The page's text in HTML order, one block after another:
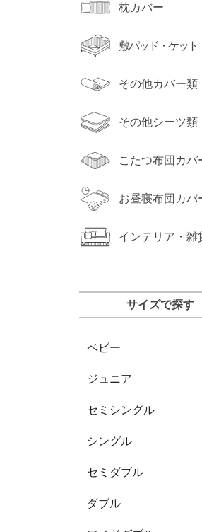
枕カバー
敷パッド・ケット
その他カバー類
その他シーツ類
こたつ布団カバ
お昼寝布団カバ
インテリア・雑
サイズで探す
ベビー
ジュニア
セミシングル
シングル
セミダブル
ダブル